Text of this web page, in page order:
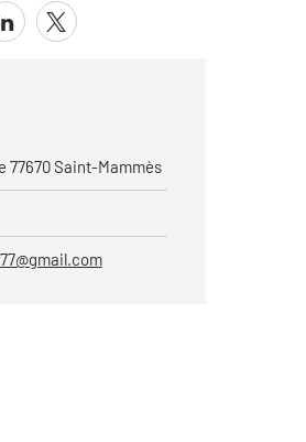
77670 Saint-Mammès